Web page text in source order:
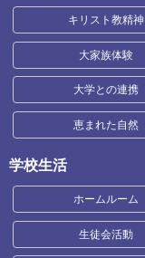
キリスト教精神
大家族体験
大学との連携
恵まれた自然
学校生活
ホームルーム
生徒会活動